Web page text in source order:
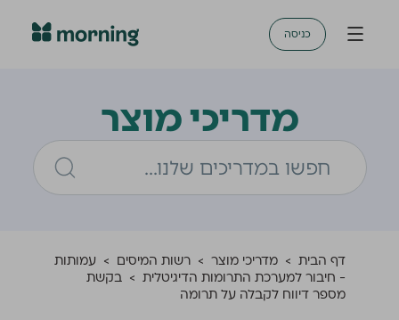
כניסה
מדריכי מוצר
דף הבית > מדריכי מוצר > רשות המיסים > עמותות
- חיבור למערכת התרומות הדיגיטלית > בקשת
מספר דיווח לקבלה על תרומה